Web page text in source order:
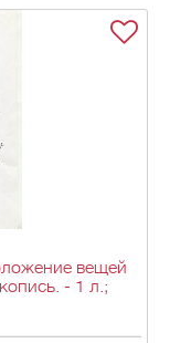
вещей
- 1 л.;